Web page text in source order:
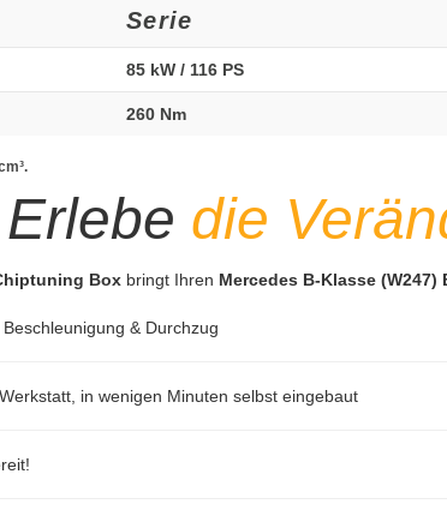
Serie
85 kW / 116 PS
260 Nm
Erlebe die
Box bringt Ihren Mercedes B-Klasse (W247)
& Durchzug
in wenigen Minuten selbst eingebaut